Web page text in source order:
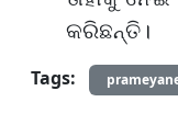
କରିଛନ୍ତି।
Tags: